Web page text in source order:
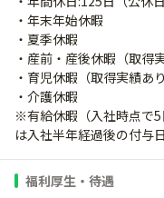
・年末年始休暇
・夏季休暇
・産前・産後休暇（取得
・育児休暇（取得実績あり
・介護休暇
※有給休暇（入社時点で
は入社半年経過後の付与
福利厚生・待遇